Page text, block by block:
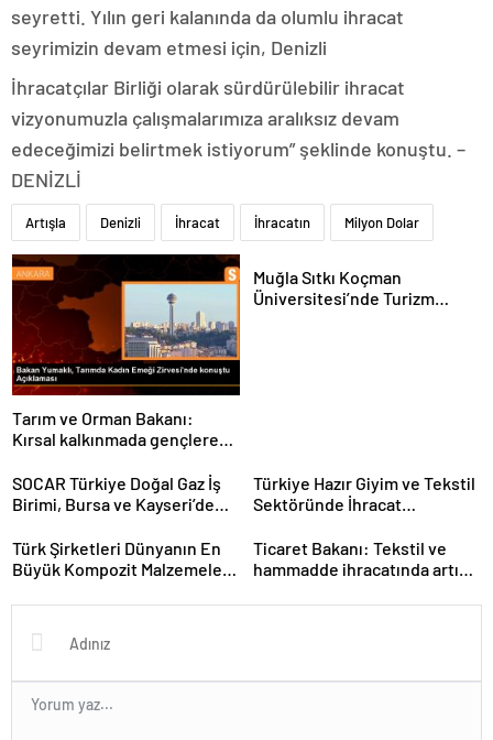
seyretti. Yılın geri kalanında da olumlu ihracat
seyrimizin devam etmesi için, Denizli
İhracatçılar Birliği olarak sürdürülebilir ihracat
vizyonumuzla çalışmalarımıza aralıksız devam
edeceğimizi belirtmek istiyorum” şeklinde konuştu. –
DENİZLİ
Artışla Denizli İhracat İhracatın Milyon Dolar
Tarım ve Orman Bakanı:
Kırsal kalkınmada gençlere
yapıyoruz
Muğla Sıtkı Koçman
Üniversitesi’nde Turizm
SOCAR Türkiye Doğal Gaz İş
Birimi, Bursa ve Kayseri’de
Türkiye Hazır Giyim ve Tekstil
Sektöründe İhracat
Türk Şirketleri Dünyanın En
Büyük Kompozit Malzemeler
Ticaret Bakanı: Tekstil ve
hammadde ihracatında artış